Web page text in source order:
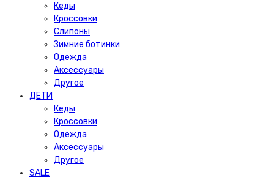
Кеды
Кроссовки
Слипоны
Зимние ботинки
Одежда
Аксессуары
Другое
ДЕТИ
Кеды
Кроссовки
Одежда
Аксессуары
Другое
SALE